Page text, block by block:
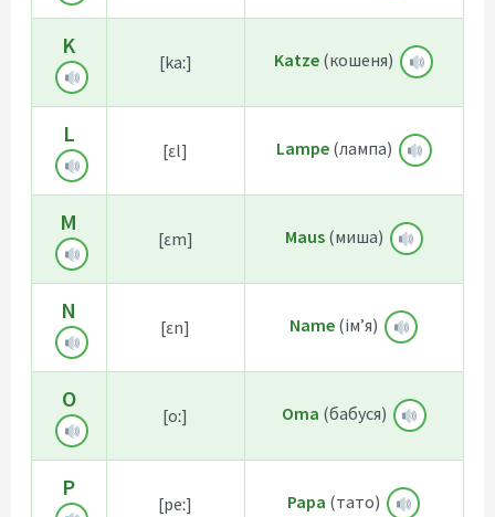
K
[kaː] Katze (кошеня)
L
[ɛl] Lampe(лампа)
M
[ɛm] Maus(миша)
N
[ɛn] Name (ім’я)
O
[oː] Oma (бабуся)
P
[peː] Papa (тато)